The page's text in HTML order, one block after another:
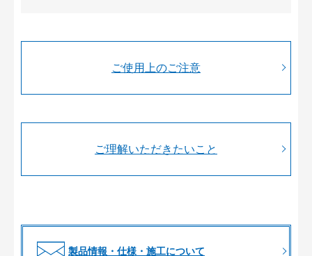
ご使用上のご注意
ご理解いただきたいこと
製品情報・仕様・施工について